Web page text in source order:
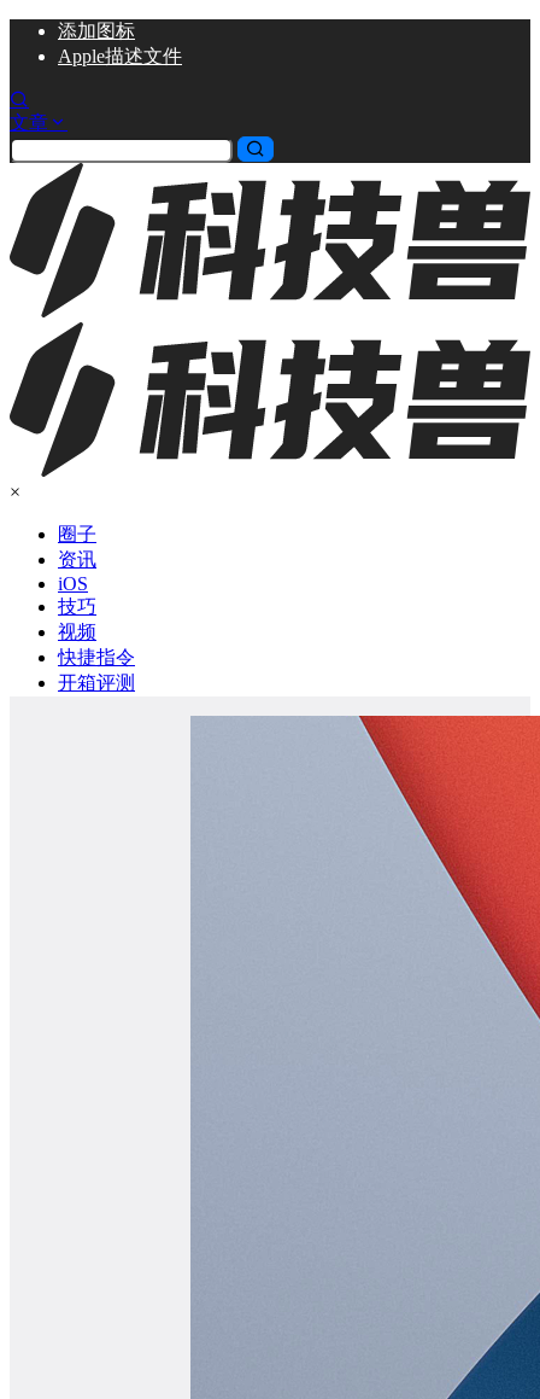
添加图标
Apple描述文件
文章
×
圈子
资讯
iOS
技巧
视频
快捷指令
开箱评测